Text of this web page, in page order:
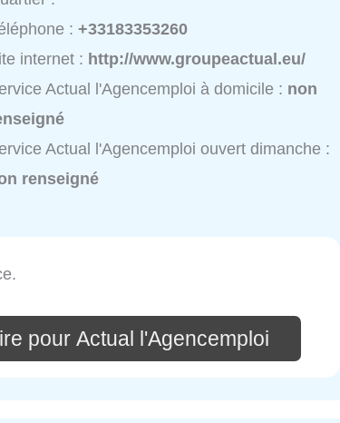
:+33183353260
internet : http://www.groupeactual.eu/
Actual l'Agencemploi à domicile : non
Actual l'Agencemploi ouvert dimanche :
renseigné
pour Actual l'Agencemploi